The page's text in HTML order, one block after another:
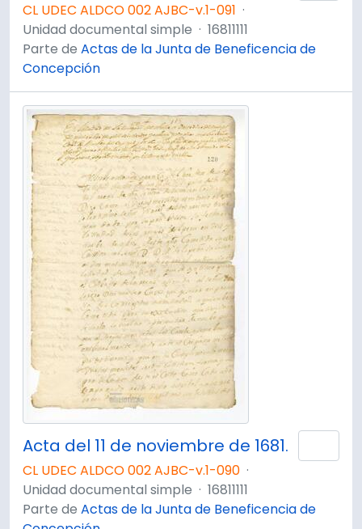
CL UDEC ALDCO 002 AJBC-v.1-091 ·
Unidad documental simple · 16811111
Parte de Actas de la Junta de Beneficencia de
Concepción
Acta del 11 de noviembre de 1681.
CL UDEC ALDCO 002 AJBC-v.1-090 ·
Unidad documental simple · 16811111
Parte de Actas de la Junta de Beneficencia de